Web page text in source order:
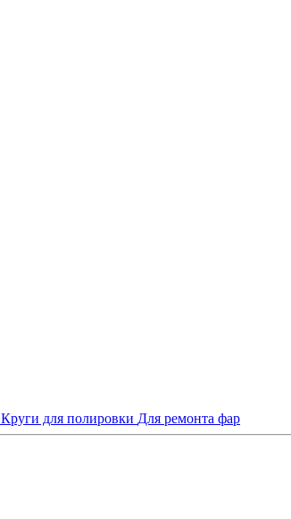
Круги для полировки Для ремонта фар